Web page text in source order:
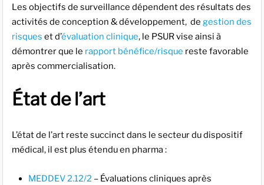
Les objectifs de surveillance dépendent des résultats des
activités de conception & développement, de gestion des
risques et d’évaluation clinique, le PSUR vise ainsi à
démontrer que le rapport bénéfice/risque reste favorable
après commercialisation.
État de l’art
L’état de l’art reste succinct dans le secteur du dispositif
médical, il est plus étendu en pharma :
MEDDEV 2.12/2 – Évaluations cliniques après